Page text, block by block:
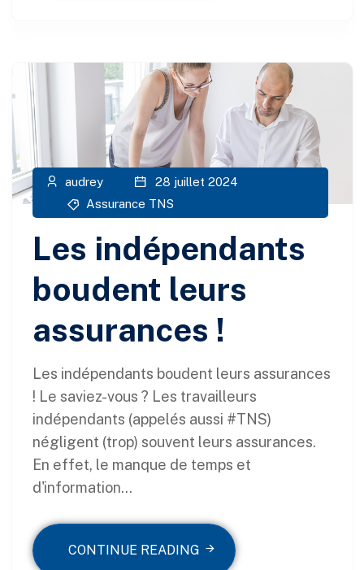
audrey
28 juillet 2024
Assurance TNS
Les indépendants
boudent leurs
assurances !
Les indépendants boudent leurs assurances
! Le saviez-vous ? Les travailleurs
indépendants (appelés aussi #TNS)
négligent (trop) souvent leurs assurances.
En effet, le manque de temps et
d'information...
CONTINUE READING